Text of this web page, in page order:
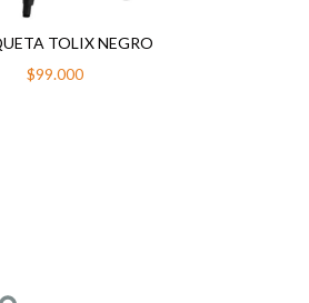
TOLIX NEGRO
$99.000